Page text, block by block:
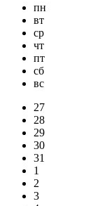
пн
вт
ср
чт
пт
сб
вс
27
28
29
30
31
1
2
3